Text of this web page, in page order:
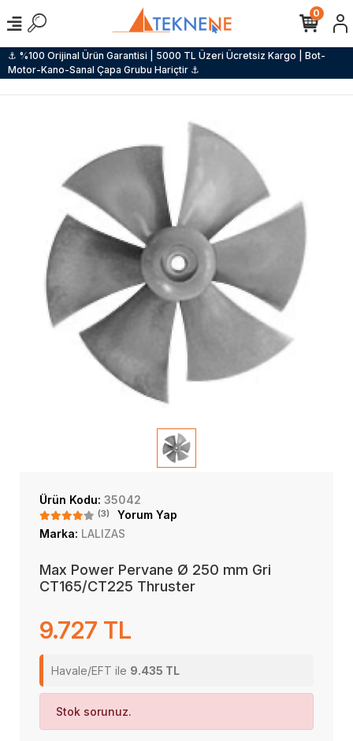
⚓ %100 Orijinal Ürün Garantisi | 5000 TL Üzeri Ücretsiz Kargo | Bot-
Motor-Kano-Sanal Çapa Grubu Hariçtir ⚓
0
Ürün Kodu: 35042
(3)
Yorum Yap
Marka: LALIZAS
Max Power Pervane Ø 250 mm Gri
CT165/CT225 Thruster
9.727 TL
Havale/EFT ile 9.435 TL
Stok sorunuz.